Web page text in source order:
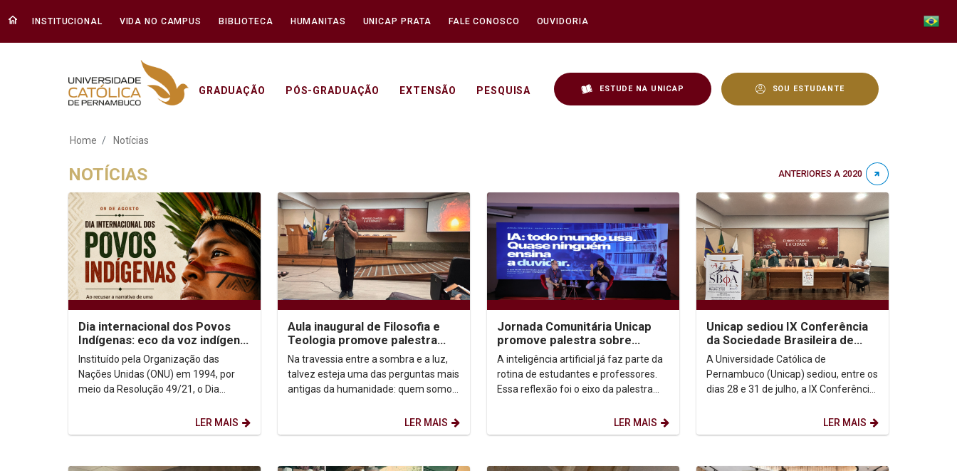
INSTITUCIONAL VIDA NO CAMPUS BIBLIOTECA HUMANITAS UNICAP PRATA FALE CONOSCO OUVIDORIA
GRADUAÇÃO PÓS-GRADUAÇÃO EXTENSÃO PESQUISA ESTUDE NA UNICAP SOU ESTUDANTE
Notícias - Unicap
Home Notícias
NOTÍCIAS ANTERIORES A 2020
Dia internacional dos Povos
Indígenas: eco da voz indígena
no contexto urbano
Instituído pela Organização das
Nações Unidas (ONU) em 1994, por
meio da Resolução 49/21, o Dia
de agosto) firma-se como...LER MAIS
Aula inaugural de Filosofia e
Teologia promove palestra
sobre autoconhecimento
Na travessia entre a sombra e a luz,
talvez esteja uma das perguntas mais
antigas da humanidade: quem somos,
LER MAIS
Jornada Comunitária Unicap
promove palestra sobre
aprendizagem com uso de IA
A inteligência artificial já faz parte da
rotina de estudantes e professores.
Essa reflexão foi o eixo da palestra
LER MAIS
Unicap sediou IX Conferência
da Sociedade Brasileira de
Filosofia Analítica
A Universidade Católica de
Pernambuco (Unicap) sediou, entre os
dias 28 e 31 de julho, a IX Conferência
LER MAIS